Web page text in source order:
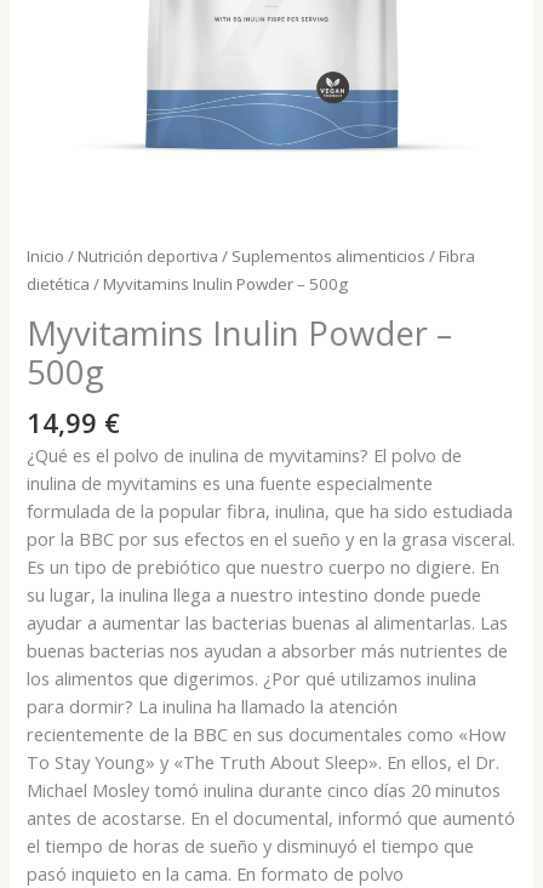
Inicio / Nutrición deportiva / Suplementos alimenticios / Fibra
dietética / Myvitamins Inulin Powder – 500g
Myvitamins Inulin Powder –
500g
14,99 €
¿Qué es el polvo de inulina de myvitamins? El polvo de
inulina de myvitamins es una fuente especialmente
formulada de la popular fibra, inulina, que ha sido estudiada
por la BBC por sus efectos en el sueño y en la grasa visceral.
Es un tipo de prebiótico que nuestro cuerpo no digiere. En
su lugar, la inulina llega a nuestro intestino donde puede
ayudar a aumentar las bacterias buenas al alimentarlas. Las
buenas bacterias nos ayudan a absorber más nutrientes de
los alimentos que digerimos. ¿Por qué utilizamos inulina
para dormir? La inulina ha llamado la atención
recientemente de la BBC en sus documentales como «How
To Stay Young» y «The Truth About Sleep». En ellos, el Dr.
Michael Mosley tomó inulina durante cinco días 20 minutos
antes de acostarse. En el documental, informó que aumentó
el tiempo de horas de sueño y disminuyó el tiempo que
pasó inquieto en la cama. En formato de polvo